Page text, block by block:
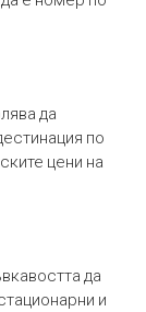
да
по
цени на
да
и